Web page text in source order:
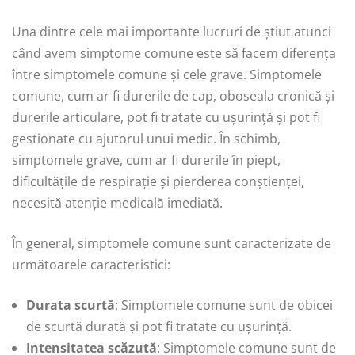
Una dintre cele mai importante lucruri de știut atunci
când avem simptome comune este să facem diferența
între simptomele comune și cele grave. Simptomele
comune, cum ar fi durerile de cap, oboseala cronică și
durerile articulare, pot fi tratate cu ușurință și pot fi
gestionate cu ajutorul unui medic. În schimb,
simptomele grave, cum ar fi durerile în piept,
dificultățile de respirație și pierderea conștienței,
necesită atenție medicală imediată.
În general, simptomele comune sunt caracterizate de
următoarele caracteristici:
Durata scurtă: Simptomele comune sunt de obicei
de scurtă durată și pot fi tratate cu ușurință.
Intensitatea scăzută: Simptomele comune sunt de